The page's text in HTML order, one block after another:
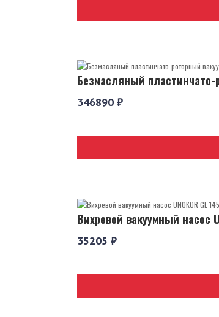
Безмасляный пластинчато-
346890 ₽
Вихревой вакуумный насос
35205 ₽